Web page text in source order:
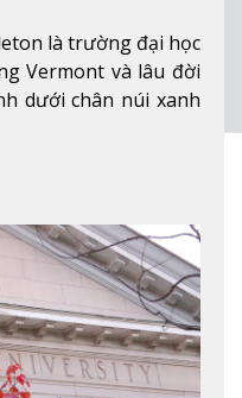
là trường đại học
Vermont và lâu đời
dưới chân núi xanh
thể thưởng thức vẻ
từ mọi góc trong